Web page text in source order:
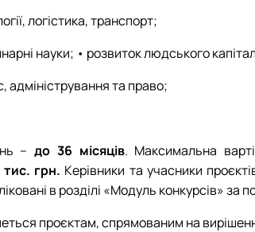
логістика, транспорт;
науки; • розвиток людського
адміністрування та право;
–до 36 місяців. Максимальна
тис. грн. Керівники та учасники
в розділі «Модуль конкурсів» за
проєктам, спрямованим на